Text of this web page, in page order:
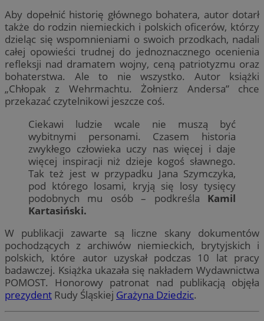
Aby dopełnić historię głównego bohatera, autor dotarł
także do rodzin niemieckich i polskich oficerów, którzy
dzieląc się wspomnieniami o swoich przodkach, nadali
całej opowieści trudnej do jednoznacznego ocenienia
refleksji nad dramatem wojny, ceną patriotyzmu oraz
bohaterstwa. Ale to nie wszystko. Autor książki
„Chłopak z Wehrmachtu. Żołnierz Andersa” chce
przekazać czytelnikowi jeszcze coś.
Ciekawi ludzie wcale nie muszą być
wybitnymi personami. Czasem historia
zwykłego człowieka uczy nas więcej i daje
więcej inspiracji niż dzieje kogoś sławnego.
Tak też jest w przypadku Jana Szymczyka,
pod którego losami, kryją się losy tysięcy
podobnych mu osób – podkreśla Kamil
Kartasiński.
W publikacji zawarte są liczne skany dokumentów
pochodzących z archiwów niemieckich, brytyjskich i
polskich, które autor uzyskał podczas 10 lat pracy
badawczej. Książka ukazała się nakładem Wydawnictwa
POMOST. Honorowy patronat nad publikacją objęła
prezydent Rudy Śląskiej Grażyna Dziedzic.